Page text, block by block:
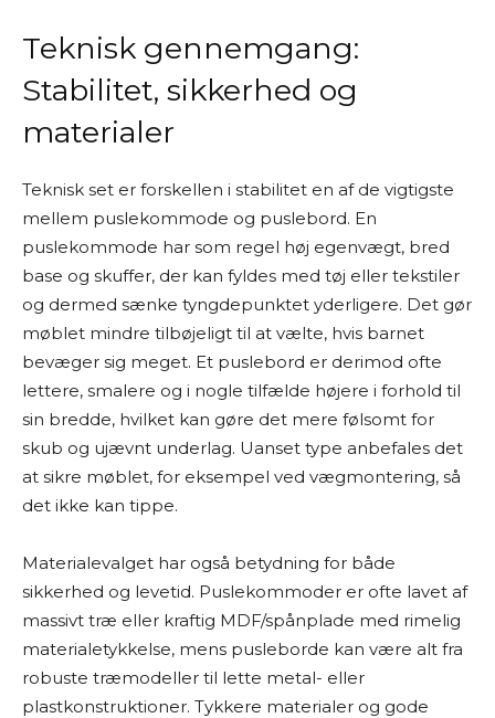
Teknisk gennemgang:
Stabilitet, sikkerhed og
materialer
Teknisk set er forskellen i stabilitet en af de vigtigste
mellem puslekommode og puslebord. En
puslekommode har som regel høj egenvægt, bred
base og skuffer, der kan fyldes med tøj eller tekstiler
og dermed sænke tyngdepunktet yderligere. Det gør
møblet mindre tilbøjeligt til at vælte, hvis barnet
bevæger sig meget. Et puslebord er derimod ofte
lettere, smalere og i nogle tilfælde højere i forhold til
sin bredde, hvilket kan gøre det mere følsomt for
skub og ujævnt underlag. Uanset type anbefales det
at sikre møblet, for eksempel ved vægmontering, så
det ikke kan tippe.
Materialevalget har også betydning for både
sikkerhed og levetid. Puslekommoder er ofte lavet af
massivt træ eller kraftig MDF/spånplade med rimelig
materialetykkelse, mens pusleborde kan være alt fra
robuste træmodeller til lette metal- eller
plastkonstruktioner. Tykkere materialer og gode